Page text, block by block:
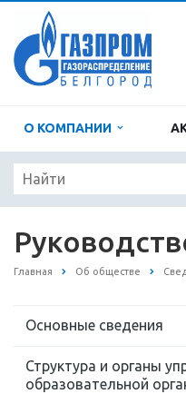
О КОМПАНИИ
Главная Об обществе
Основные сведения
Структура и органы
образовательной